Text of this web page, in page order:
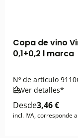
Copa de vino
0,1+0,2 l marca
Nº de artículo
Ver detalles*
Desde3,46 €
incl. IVA, corresponde